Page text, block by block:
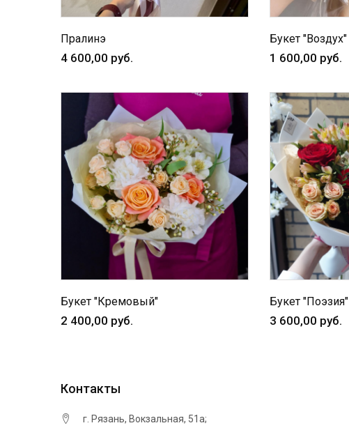
Пралинэ
4 600,00 руб.
Букет "Воздух"
1 600,00 руб.
Букет "Кремовый"
2 400,00 руб.
Букет "Поэзия"
3 600,00 руб.
Контакты
г. Рязань, ​Вокзальная, 51а;